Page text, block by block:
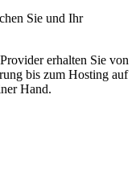
Sie und Ihr
erhalten Sie von
bis zum Hosting auf
Hand.